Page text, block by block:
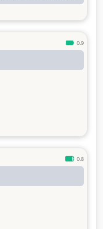
oscura,
0.9
0.8